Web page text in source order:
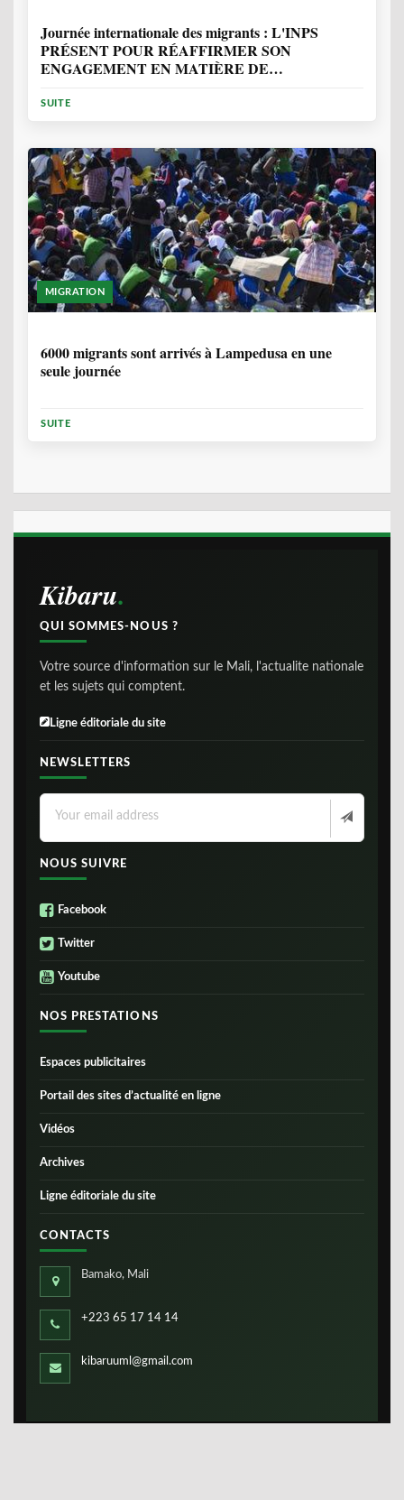
Journée internationale des migrants : L'INPS
PRÉSENT POUR RÉAFFIRMER SON
ENGAGEMENT EN MATIÈRE DE
SUITE
MIGRATION
6000 migrants sont arrivés à Lampedusa en une
seule journée
SUITE
Kibaru
QUI SOMMES-NOUS ?
Votre source d'information sur le Mali, l'actualite nationale
et les sujets qui comptent.
Ligne éditoriale du site
NEWSLETTERS
NOUS SUIVRE
Facebook
Twitter
Youtube
NOS PRESTATIONS
Espaces publicitaires
Portail des sites d’actualité en ligne
Vidéos
Archives
Ligne éditoriale du site
CONTACTS
Bamako, Mali
+223 65 17 14 14
kibaruuml@gmail.com